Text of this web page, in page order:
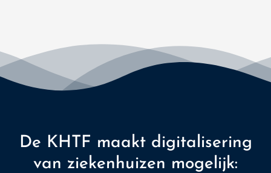
De KHTF maakt digitalisering
van ziekenhuizen mogelijk: